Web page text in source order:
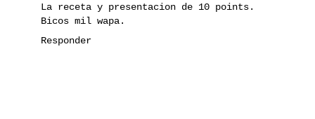
La receta y presentacion de 10 points.
Bicos mil wapa.
Responder